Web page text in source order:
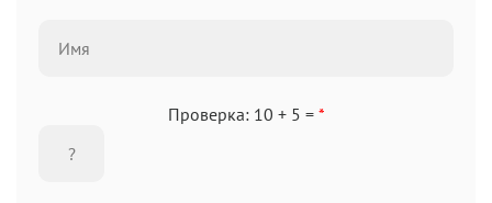
Проверка: 10 + 5 = *